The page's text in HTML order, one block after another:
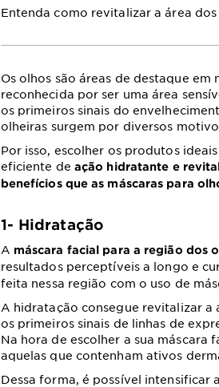
Entenda como revitalizar a área
Os olhos são áreas de destaque
reconhecida por ser uma área
os primeiros sinais do
olheiras surgem por diversos
Por isso, escolher os produtos
eficiente de ação hidratante e
benefícios que as máscaras para
1- Hidratação
A máscara facial para a região dos
resultados perceptíveis a longo e
feita nessa região com o uso de
A hidratação consegue revitalizar a
os primeiros sinais de linhas de
Na hora de escolher a sua
aquelas que contenham ativos
Dessa forma, é possível